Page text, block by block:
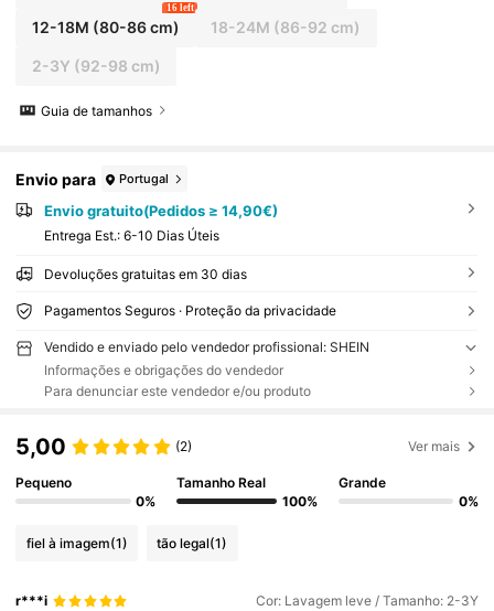
12-18M (80-86 cm)
16 left
18-24M (86-92 cm)
2-3Y (92-98 cm)
Guia de tamanhos
Envio para Portugal
Envio gratuito(Pedidos ≥ 14,90€)
Entrega Est.: 6-10 Dias Úteis
Devoluções gratuitas em 30 dias
Pagamentos Seguros · Proteção da privacidade
Vendido e enviado pelo vendedor profissional: SHEIN
Informações e obrigações do vendedor
Para denunciar este vendedor e/ou produto
5,00 (2) Ver mais
Pequeno
0%
Tamanho Real
100%
Grande
0%
fiel à imagem(1) tão legal(1)
r***i Cor: Lavagem leve / Tamanho: 2-3Y